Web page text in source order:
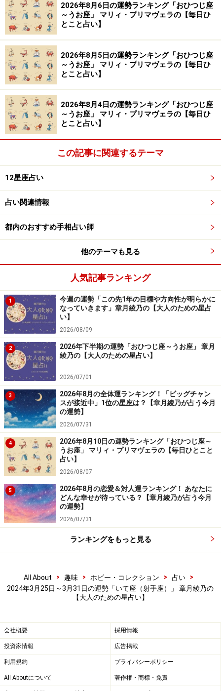
2026年8月6日の運勢ランキング「おひつじ座
～うお座」 マリィ・プリマヴェラの【毎日ひ
とこと占い】
2026年8月5日の運勢ランキング「おひつじ座
～うお座」 マリィ・プリマヴェラの【毎日ひ
とこと占い】
2026年8月4日の運勢ランキング「おひつじ座
～うお座」 マリィ・プリマヴェラの【毎日ひ
とこと占い】
この記事に関連するテーマ
12星座占い
占い関連情報
都内のおすすめ手相占い師
他のテーマも見る
人気記事ランキング
1
今週の運勢「この先1年の目標や方向性が明らかに
なっていきます」章月綾乃の【大人のための星占
い】
2026/08/09
2
2026年下半期の運勢「おひつじ座～うお座」 章月
綾乃の【大人のための星占い】
2026/07/01
3
2026年8月の全体運ランキング！「ビッグチャン
スが接近中」1位の星座は？【章月綾乃が占う今月
の運勢】
2026/07/31
4
2026年8月10日の運勢ランキング「おひつじ座～
うお座」 マリィ・プリマヴェラの【毎日ひとこと
占い】
2026/08/07
5
2026年8月の恋愛＆対人運ランキング！ あなたに
どんな幸せが待っている？【章月綾乃が占う今月
の運勢】
2026/07/31
ランキングをもっと見る
All About > 趣味 > ホビー・コレクション > 占い
>
2024年3月25日～3月31日の運勢「いて座（射手座）」 章月綾乃の
【大人のための星占い】
会社概要 採用情報
投資家情報 広告掲載
利用規約 プライバシーポリシー
All Aboutについて 著作権・商標・免責